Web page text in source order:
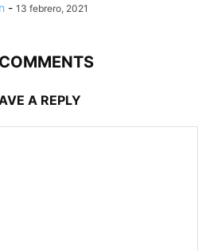
- 13 febrero, 2021
A REPLY